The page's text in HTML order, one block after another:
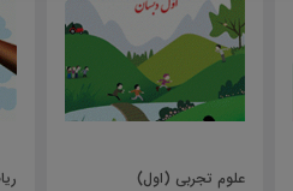
ریاضی (اول)